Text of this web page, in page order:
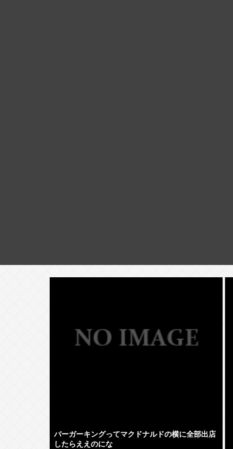
バーガーキングってマクドナルドの横に全部出店
したらええのにな